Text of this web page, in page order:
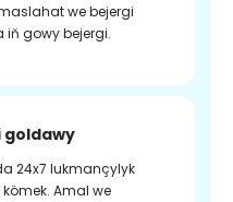
we bejergi
iň gowy bejergi.
goldawy
24x7 lukmançylyk
Amal we